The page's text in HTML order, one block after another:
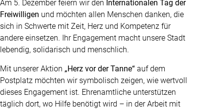
Am 5. Dezember feiern wir den Internationalen Tag der
Freiwilligen und möchten allen Menschen danken, die
sich in Schwerte mit Zeit, Herz und Kompetenz für
andere einsetzen. Ihr Engagement macht unsere Stadt
lebendig, solidarisch und menschlich.
Mit unserer Aktion „Herz vor der Tanne“ auf dem
Postplatz möchten wir symbolisch zeigen, wie wertvoll
dieses Engagement ist. Ehrenamtliche unterstützen
täglich dort, wo Hilfe benötigt wird – in der Arbeit mit